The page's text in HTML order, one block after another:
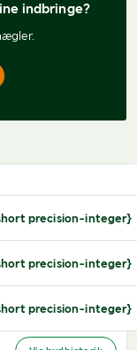
indbringe?
precision-integer}
precision-integer}
precision-integer}